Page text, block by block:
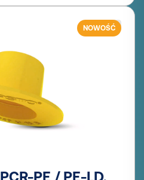
NOWOŚĆ
PE / PE-LD,